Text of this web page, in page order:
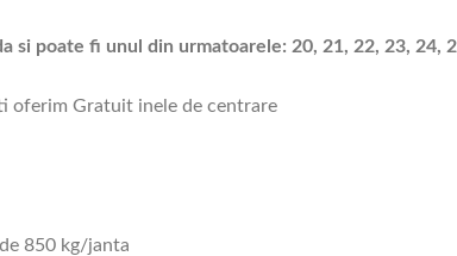
si poate fi unul din urmatoarele: 20, 21, 22, 23, 24,
oferim Gratuit inele de centrare
de 850 kg/janta